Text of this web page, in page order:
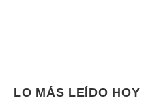
LO MÁS LEÍDO HOY